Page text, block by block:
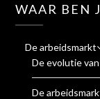
WAAR BEN
De arbeidsmarkt
De evolutie
De